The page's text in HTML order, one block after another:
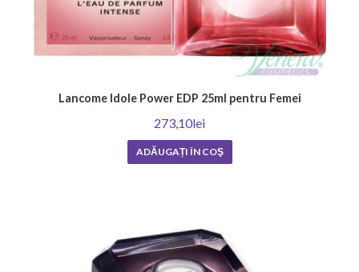
Lancome Idole Power EDP 25ml pentru Femei
273,10lei
ADĂUGAȚI ÎN COŞ